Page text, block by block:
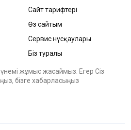
Сайт тарифтері
Өз сайтым
Сервис нұсқаулары
Біз туралы
үнемі жұмыс жасаймыз. Егер Сіз
бізге хабарласыңыз